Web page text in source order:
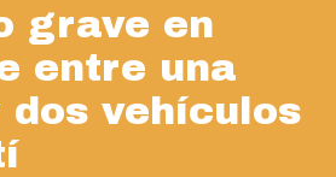
grave en
entre una
dos vehículos